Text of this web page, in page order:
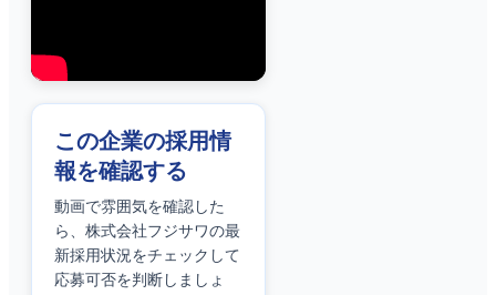
この企業の採用情
報を確認する
動画で雰囲気を確認した
ら、 株式会社フジサワの最
新採用状況をチェックして
応募可否を判断しましょ